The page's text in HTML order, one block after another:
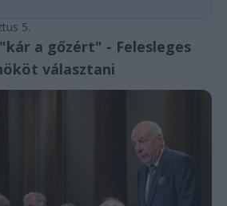
5.
a gőzért" - Felesleges
választani